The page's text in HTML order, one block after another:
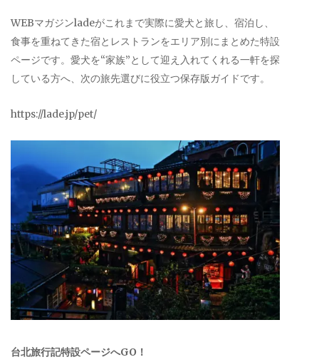
WEBマガジンladeがこれまで実際に愛犬と旅し、宿泊し、
食事を重ねてきた宿とレストランをエリア別にまとめた特設
ページです。愛犬を“家族”として迎え入れてくれる一軒を探
している方へ、次の旅先選びに役立つ保存版ガイドです。
https://lade.jp/pet/
台北旅行記特設ページへGO！